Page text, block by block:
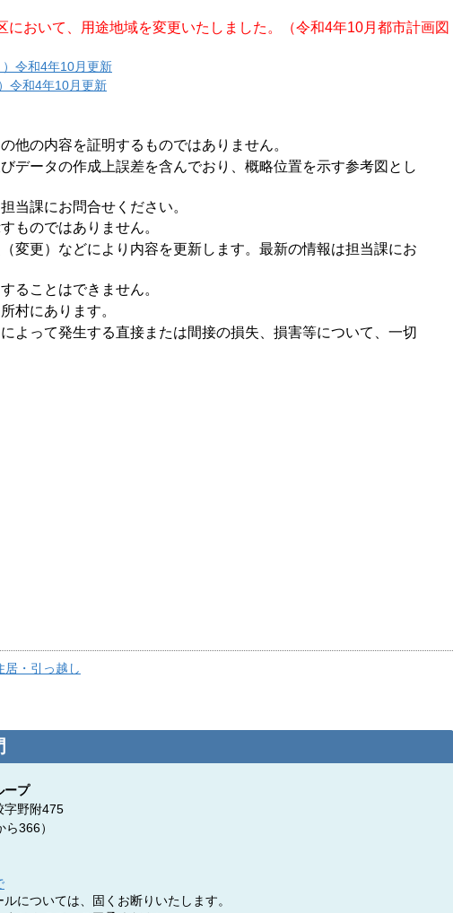
おいて、用途地域を変更いたしました。
（令和4年10月都市計画図
令和4年10月更新
令和4年10月更新
他の内容を証明するものではありません。
データの作成上誤差を含んでおり、概略位置を示す参考図とし
当課にお問合せください。
ものではありません。
変更）などにより内容を更新します。最新の情報は担当課にお
ることはできません。
村にあります。
よって発生する直接または間接の損失、損害等について、一切
居・引っ越し
プ
字野附475
ら366）
については、固くお断りいたします。